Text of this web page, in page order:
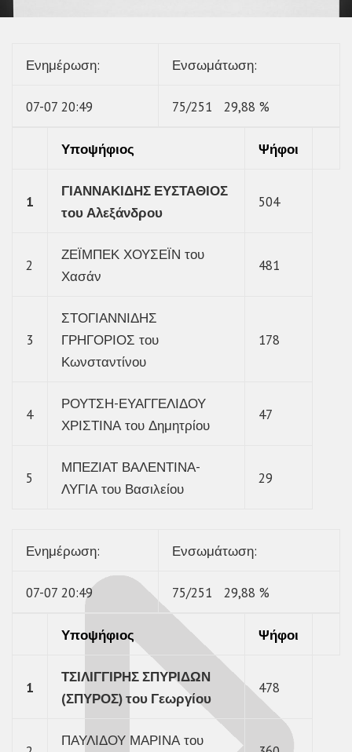
Ενημέρωση: Ενσωμάτωση:
07-07 20:49 75/251 29,88 %
Υποψήφιος Ψήφοι
1
ΓΙΑΝΝΑΚΙΔΗΣ ΕΥΣΤΑΘΙΟΣ
του Αλεξάνδρου
504
2
ΖΕΪΜΠΕΚ ΧΟΥΣΕΪΝ του
Χασάν
481
3
ΣΤΟΓΙΑΝΝΙΔΗΣ
ΓΡΗΓΟΡΙΟΣ του
Κωνσταντίνου
178
4
ΡΟΥΤΣΗ-ΕΥΑΓΓΕΛΙΔΟΥ
ΧΡΙΣΤΙΝΑ του Δημητρίου
47
5
ΜΠΕΖΙΑΤ ΒΑΛΕΝΤΙΝΑ-
ΛΥΓΙΑ του Βασιλείου
29
Ενημέρωση: Ενσωμάτωση:
07-07 20:49 75/251 29,88 %
Υποψήφιος Ψήφοι
1
ΤΣΙΛΙΓΓΙΡΗΣ ΣΠΥΡΙΔΩΝ
(ΣΠΥΡΟΣ) του Γεωργίου
478
ΠΑΥΛΙΔΟΥ ΜΑΡΙΝΑ του